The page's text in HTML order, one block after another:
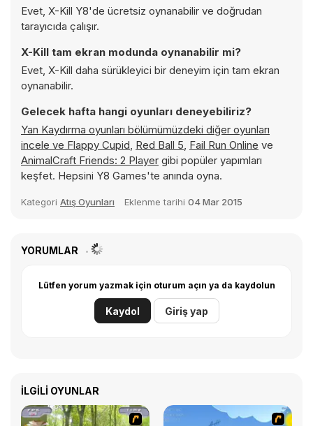
Evet, X-Kill Y8'de ücretsiz oynanabilir ve doğrudan
tarayıcıda çalışır.
X-Kill tam ekran modunda oynanabilir mi?
Evet, X-Kill daha sürükleyici bir deneyim için tam ekran
oynanabilir.
Gelecek hafta hangi oyunları deneyebiliriz?
Yan Kaydırma oyunları bölümümüzdeki diğer oyunları
incele ve Flappy Cupid, Red Ball 5, Fail Run Online ve
AnimalCraft Friends: 2 Player gibi popüler yapımları
keşfet. Hepsini Y8 Games'te anında oyna.
Kategori Atış Oyunları Eklenme tarihi 04 Mar 2015
YORUMLAR
Lütfen yorum yazmak için oturum açın ya da kaydolun
Kaydol Giriş yap
İLGILI OYUNLAR